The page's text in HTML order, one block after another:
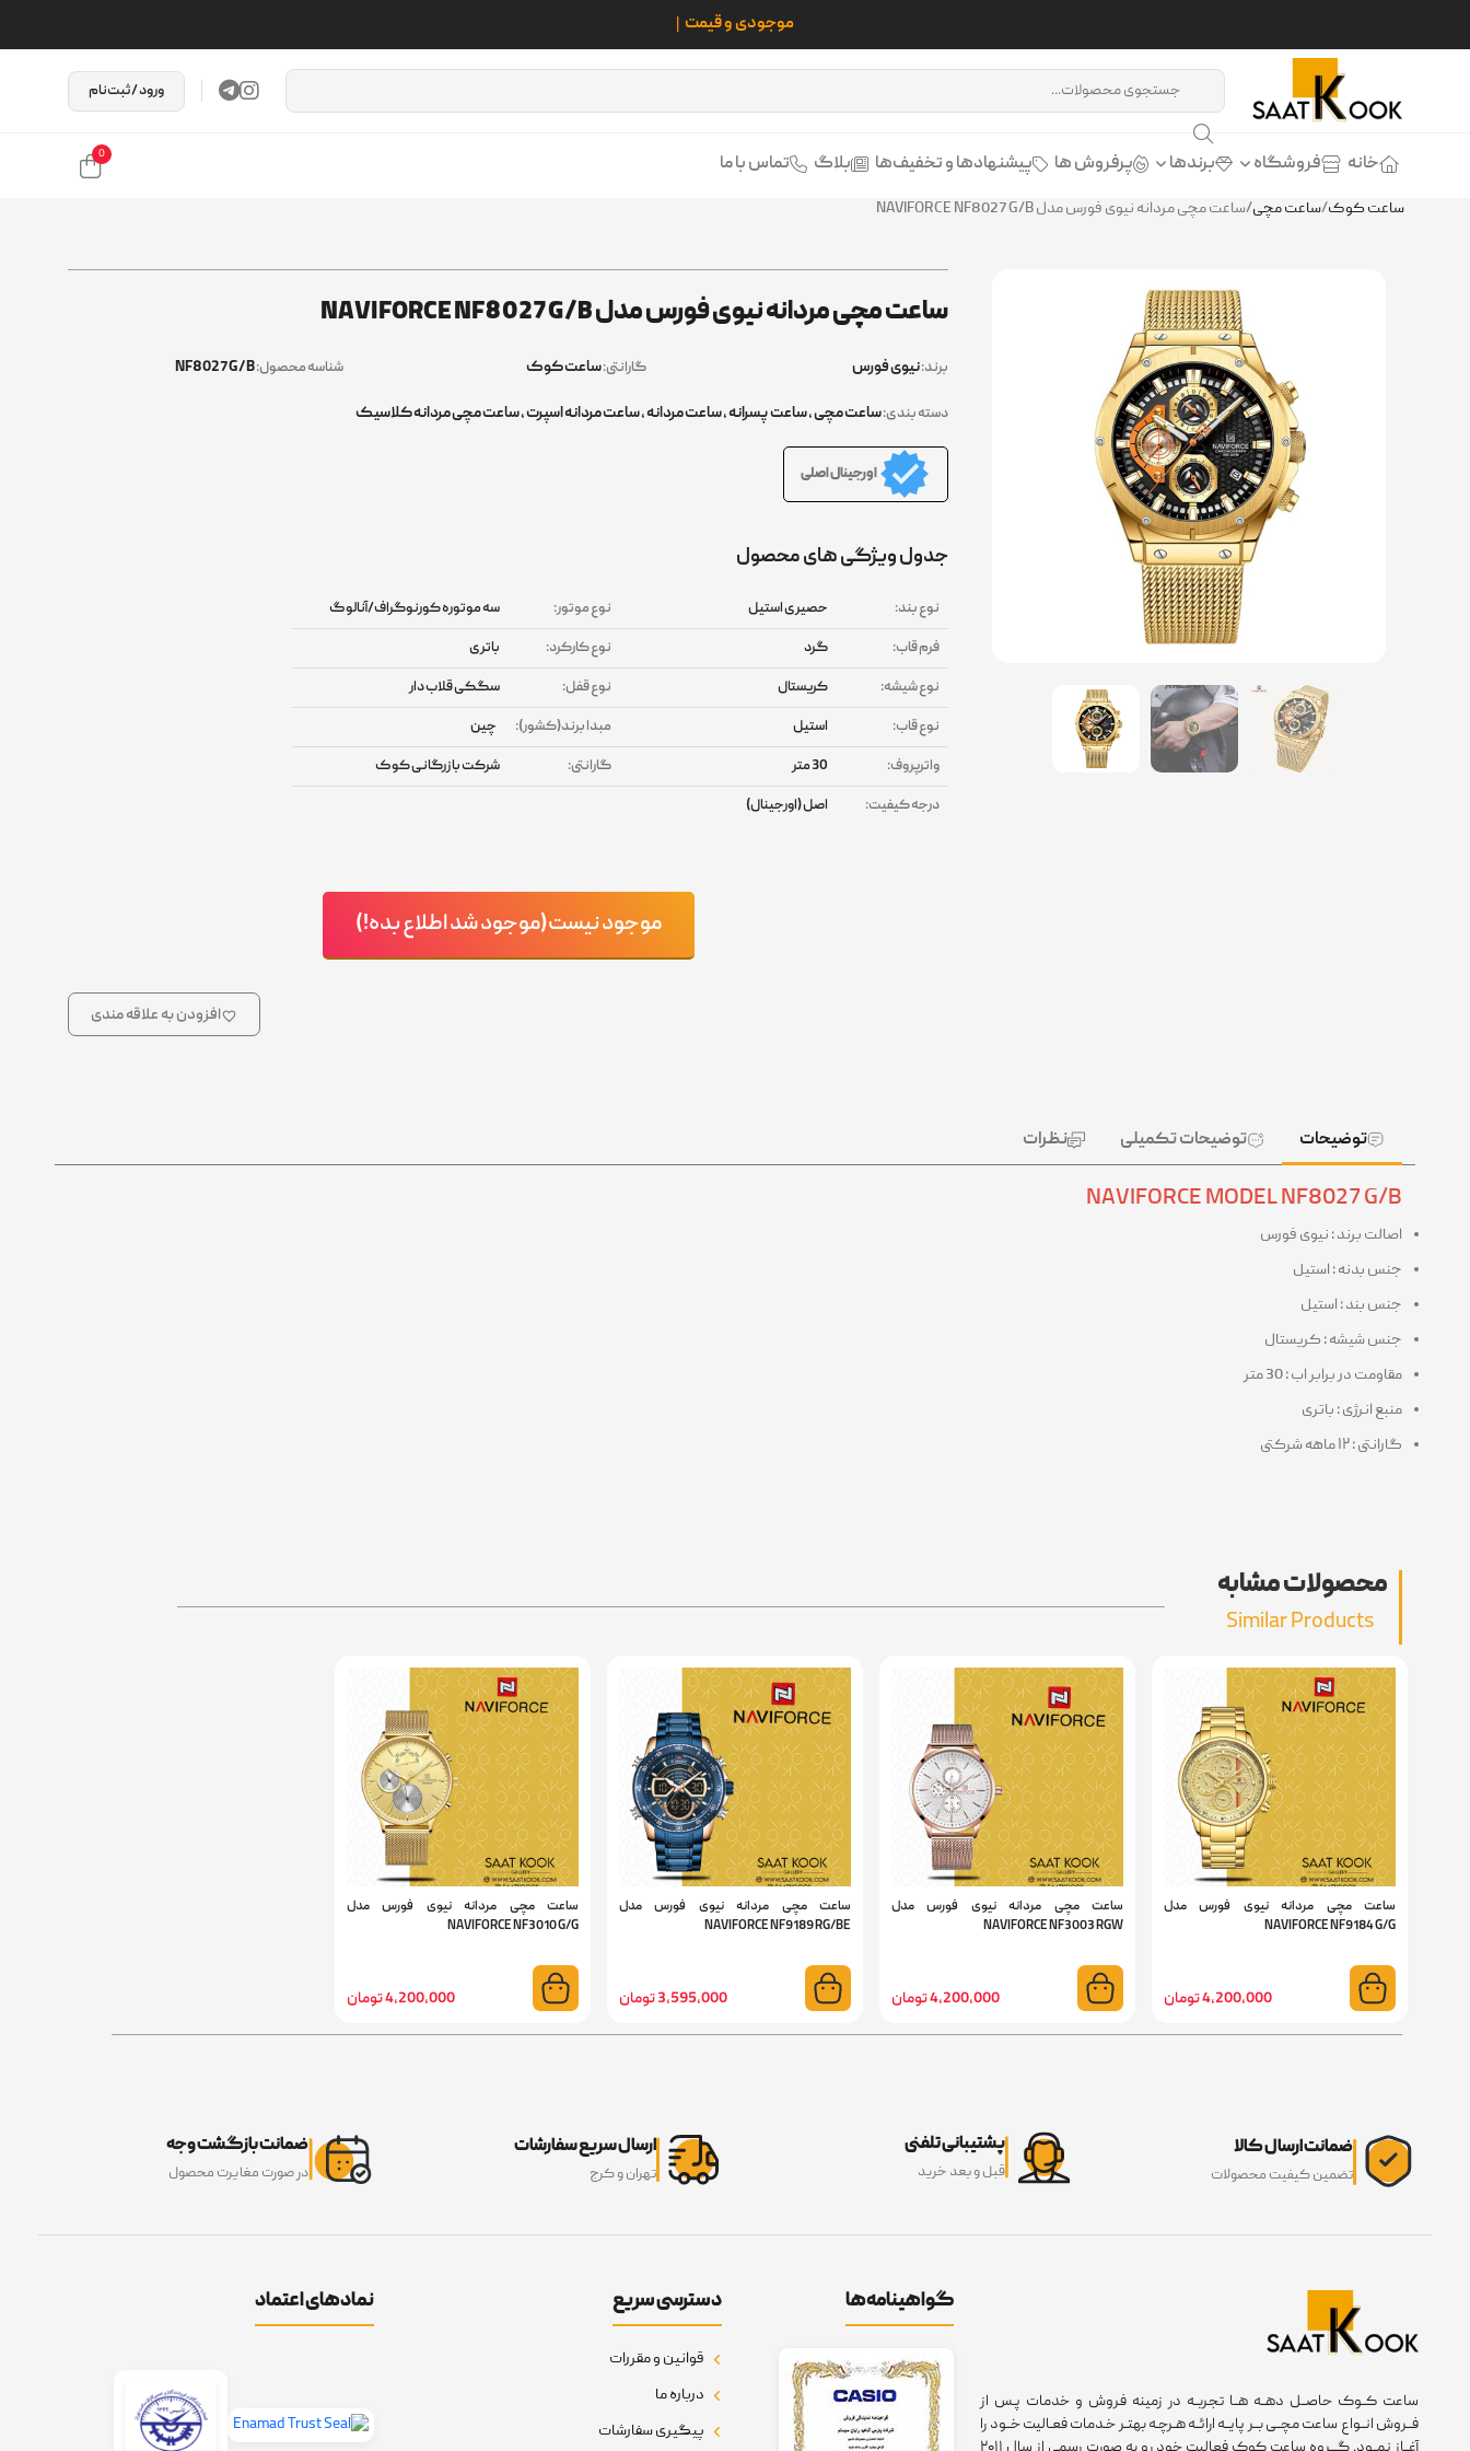
ورود / ثبت‌نام
خانه فروشگاه برندها پرفروش ها پیشنهادها و تخفیف‌ها بلاگ تماس با ما 0
ساعت کوک/ساعت مچی/ساعت مچی مردانه نیوی فورس مدل NAVIFORCE NF8027 G/B
ساعت مچی مردانه نیوی فورس مدل NAVIFORCE NF8027 G/B
برند:نیوی فورس گارانتی:ساعت کوک شناسه محصول:
دسته بندی:ساعت مچی,ساعت پسرانه,ساعت مردانه,ساعت مردانه اسپرت,ساعت مچی مردانه کلاسیک
اورجینال اصلی
جدول ویژگی های محصول
نوع بند: حصیری استیل نوع موتور:
سه موتوره کورنوگراف/آنالوگ
فرم قاب:
گرد نوع کارکرد:
باتری
نوع شیشه:
کریستال نوع قفل:
سگکی قلاب دار
نوع قاب:
استیل مبدا برند(کشور):
چین
واترپروف:
30 متر گارانتی:
شرکت بازرگانی کوک
درجه کیفیت:
اصل (اورجینال)
موجود نیست(موجود شد اطلاع بده!)
افزودن به علاقه مندی
توضیحات توضیحات تکمیلی نظرات
NAVIFORCE MODEL NF8027 G/B
اصالت برند : نیوی فورس
جنس بدنه : استیل
جنس بند : استیل
جنس شیشه : کریستال
مقاومت در برابر اب : 30 متر
منبع انرژی : باتری
گارانتی : ۱۲ ماهه شرکتی
محصولات مشابه
Similar Products
ساعت مچی مردانه نیوی فورس مدل
NAVIFORCE NF9184 G/G
4,200,000 تومان
ساعت مچی مردانه نیوی فورس مدل
NAVIFORCE NF3003 RGW
4,200,000 تومان
ساعت مچی مردانه نیوی فورس مدل
NAVIFORCE NF9189 RG/BE
3,595,000 تومان
ساعت مچی مردانه نیوی فورس مدل
NAVIFORCE NF3010 G/G
4,200,000 تومان
ضمانت ارسال کالا
تضمین کیفیت محصولات
پشتیبانی تلفنی
قبل و بعد خرید
ارسال سریع سفارشات
تهران و کرج
ضمانت بازگشت وجه
در صورت مغایرت محصول
ساعت کــوک حاصــل دهــه هــا تجربــه در زمینه فروش و خدمات پـس از
فــروش انــواع ساعت مچــی بــر پایــه ارائــه هـرچـه بهتـر خـدمات فعـالیت خــود را
گواهینامه‌ها دسترسی سریع
قوانین و مقررات
درباره ما
پیگیری سفارشات
نمادهای اعتماد